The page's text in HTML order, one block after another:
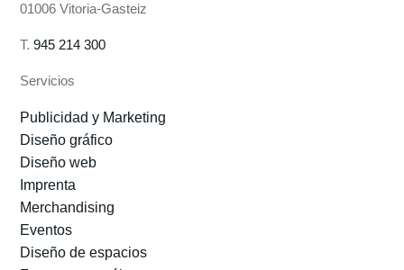
01006 Vitoria-Gasteiz
T.945 214 300
Servicios
Publicidad y Marketing
Diseño gráfico
Diseño web
Imprenta
Merchandising
Eventos
Diseño de espacios